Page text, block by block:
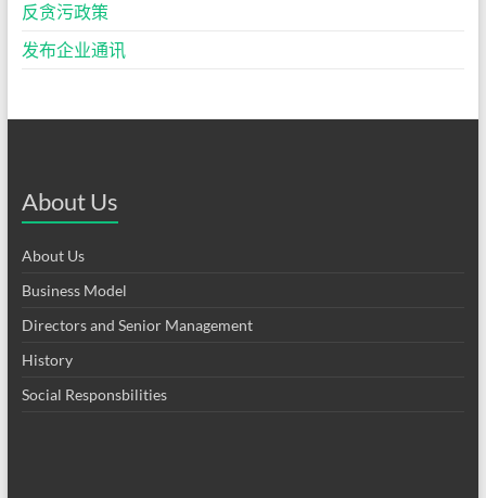
反贪污政策
发布企业通讯
About Us
About Us
Business Model
Directors and Senior Management
History
Social Responsbilities